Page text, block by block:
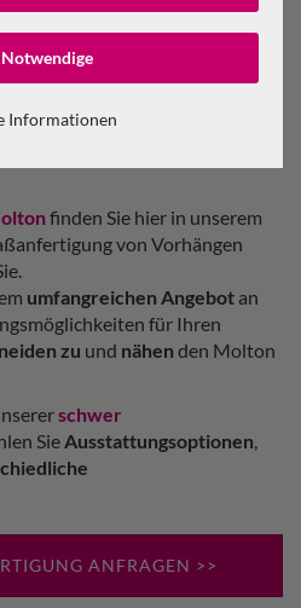
Informationen
Konto erstellen
eigener Näherei
finden Sie hier in unserem
von Vorhängen
umfangreichen Angebot an
für Ihren
zu und nähen den Molton
schwer
Sie Ausstattungsoptionen
ANFRAGEN >>